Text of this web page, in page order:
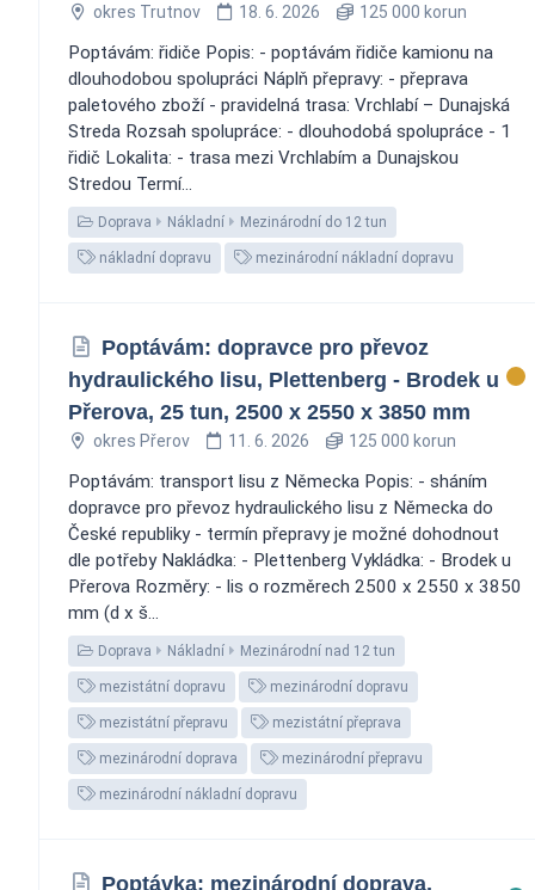
okres Trutnov 18. 6. 2026 125 000 korun
Poptávám: řidiče Popis: - poptávám řidiče kamionu na
dlouhodobou spolupráci Náplň přepravy: - přeprava
paletového zboží - pravidelná trasa: Vrchlabí – Dunajská
Streda Rozsah spolupráce: - dlouhodobá spolupráce - 1
řidič Lokalita: - trasa mezi Vrchlabím a Dunajskou
Stredou Termí...
Doprava Nákladní Mezinárodní do 12 tun
nákladní dopravu mezinárodní nákladní dopravu
Poptávám: dopravce pro převoz
hydraulického lisu, Plettenberg - Brodek u
Přerova, 25 tun, 2500 x 2550 x 3850 mm
okres Přerov 11. 6. 2026 125 000 korun
Poptávám: transport lisu z Německa Popis: - sháním
dopravce pro převoz hydraulického lisu z Německa do
České republiky - termín přepravy je možné dohodnout
dle potřeby Nakládka: - Plettenberg Vykládka: - Brodek u
Přerova Rozměry: - lis o rozměrech 2500 x 2550 x 3850
mm (d x š...
Doprava Nákladní Mezinárodní nad 12 tun
mezistátní dopravu mezinárodní dopravu
mezistátní přepravu mezistátní přeprava
mezinárodní doprava mezinárodní přepravu
mezinárodní nákladní dopravu
Poptávka: mezinárodní doprava,